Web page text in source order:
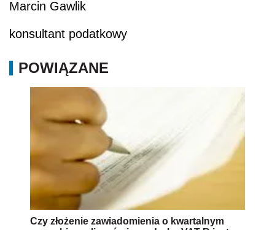
Marcin Gawlik
konsultant podatkowy
POWIĄZANE
Czy złożenie zawiadomienia o kwartalnym